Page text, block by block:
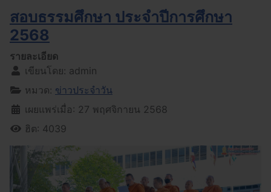
สอบธรรมศึกษา ประจำปีการศึกษา
2568
รายละเอียด
เขียนโดย: admin
หมวด: ข่าวประจำวัน
เผยแพร่เมื่อ: 27 พฤศจิกายน 2568
ฮิต: 4039